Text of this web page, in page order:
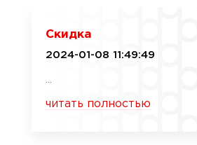
Скидка
2024-01-08 11:49:49
читать полностью